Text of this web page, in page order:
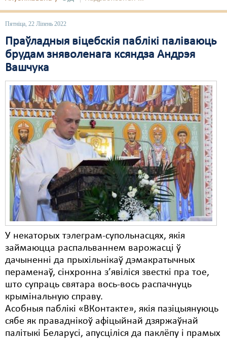
Пятніца, 22 Ліпень 2022
Праўладныя віцебскія паблікі паліваюць
брудам зняволенага ксяндза Андрэя
Вашчука
У некаторых тэлеграм-супольнасцях, якія
займаюцца распальваннем варожасці ў
дачыненні да прыхільнікаў дэмакратычных
пераменаў, сінхронна з’явіліся звесткі пра тое,
што супраць святара вось-вось распачнуць
крымінальную справу.
Асобныя паблікі «ВКонтакте», якія пазіцыянуюць
сябе як праваднікоў афіцыйнай дзяржаўнай
палітыкі Беларусі, апусціліся да паклёпу і прамых